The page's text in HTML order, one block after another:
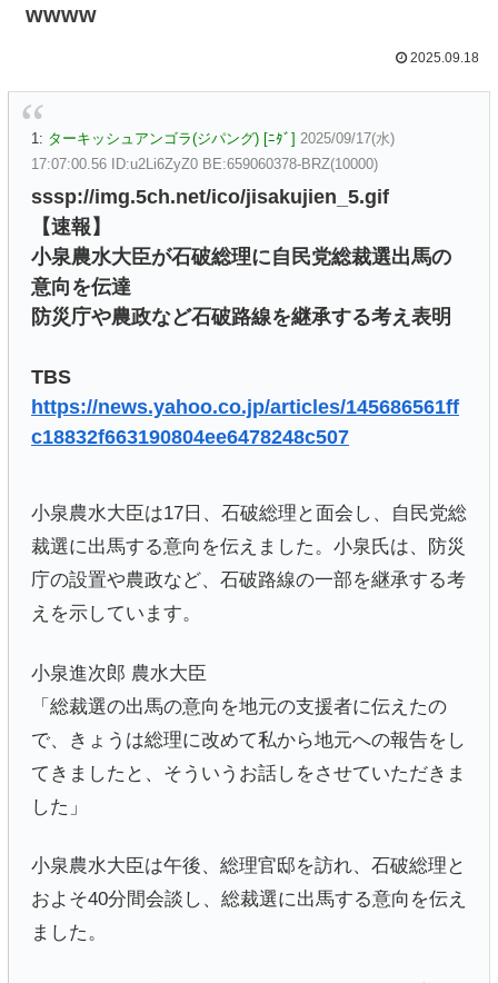
wwww
2025.09.18
1: ターキッシュアンゴラ(ジパング) [ﾆﾀﾞ] 2025/09/17(水)
17:07:00.56 ID:u2Li6ZyZ0 BE:659060378-BRZ(10000)
sssp://img.5ch.net/ico/jisakujien_5.gif
【速報】
小泉農水大臣が石破総理に自民党総裁選出馬の
意向を伝達
防災庁や農政など石破路線を継承する考え表明
TBS
https://news.yahoo.co.jp/articles/145686561ff
c18832f663190804ee6478248c507
小泉農水大臣は17日、石破総理と面会し、自民党総
裁選に出馬する意向を伝えました。小泉氏は、防災
庁の設置や農政など、石破路線の一部を継承する考
えを示しています。
小泉進次郎 農水大臣
「総裁選の出馬の意向を地元の支援者に伝えたの
で、きょうは総理に改めて私から地元への報告をし
てきましたと、そういうお話しをさせていただきま
した」
小泉農水大臣は午後、総理官邸を訪れ、石破総理と
およそ40分間会談し、総裁選に出馬する意向を伝え
ました。